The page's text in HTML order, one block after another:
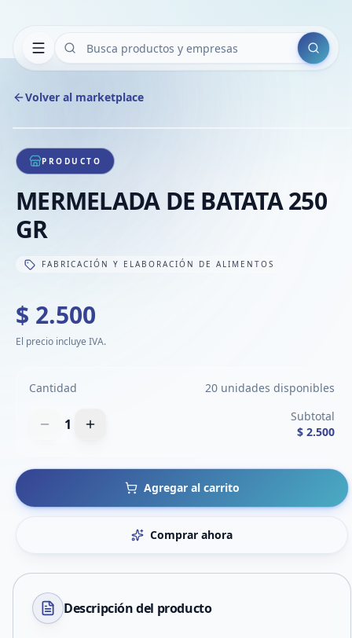
Buscar
Volver al marketplace
1/1
PRODUCTO
MERMELADA DE BATATA 250
GR
FABRICACIÓN Y ELABORACIÓN DE ALIMENTOS
$ 2.500
El precio incluye IVA.
Cantidad 20 unidades disponibles
1
Subtotal
$ 2.500
Agregar al carrito
Comprar ahora
Descripción del producto